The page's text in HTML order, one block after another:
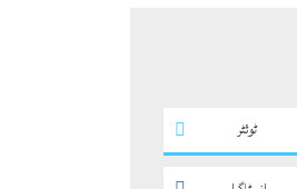
ٹوئٹر